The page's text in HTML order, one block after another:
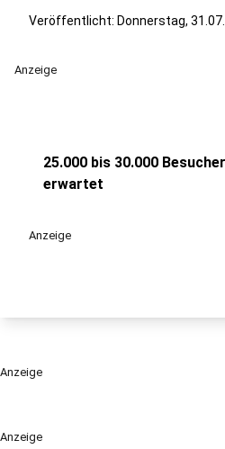
Anzeige
Veröffentlicht: Donnerstag,
Anzeige
25.000 bis 30.000 Besucher
erwartet
Anzeige
Anzeige